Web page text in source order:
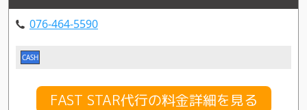
076-464-5590
CASH
FAST STAR代行の料金詳細を見る